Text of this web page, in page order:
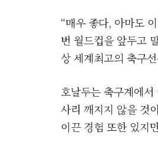
“매우 좋다, 아마도
번 월드컵을 앞두고
상 세계최고의 축구
호날두는 축구계에
사리 깨지지 않을 것
이끈 경험 또한 있지